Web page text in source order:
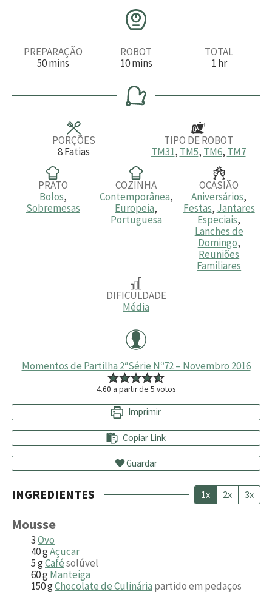
PREPARAÇÃO
50m
u
mins
ROBOT
10m
n
u
t
mins
TOTAL
1h
a
hr
PORÇÕES
8Fatias
TIPO DE ROBOT
TM31, TM5, TM6, TM7
PRATO
Bolos,
Sobremesas
COZINHA
Contemporânea,
Europeia,
Portuguesa
OCASIÃO
Aniversários,
Festas, Jantares
Especiais,
Lanches de
Domingo,
Reuniões
Familiares
DIFICULDADE
Média
Momentos de Partilha 2ªSérie Nº72 – Novembro 2016
4.60 a partir de 5 votos
Imprimir
Copiar Link
Guardar
INGREDIENTES 1x 2x 3x
Mousse
3Ovo
40gAçucar
5gCafésolúvel
60gManteiga
150gChocolate de Culinária partido em pedaços